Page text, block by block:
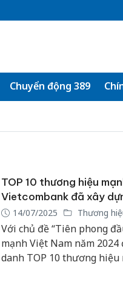
Chuyển động 389
TOP 10 thương hiệu
Vietcombank đã xây
14/07/2025 Thương
Với chủ đề “Tiên phong
mạnh Việt Nam năm
danh TOP 10 thương